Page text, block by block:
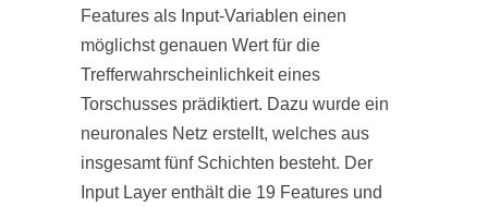
Features als Input-Variablen einen
möglichst genauen Wert für die
Trefferwahrscheinlichkeit eines
Torschusses prädiktiert. Dazu wurde ein
neuronales Netz erstellt, welches aus
insgesamt fünf Schichten besteht. Der
Input Layer enthält die 19 Features und